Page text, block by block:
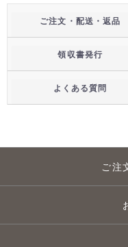
ご注文・配送・返品
領収書発行
よくある質問
ご注